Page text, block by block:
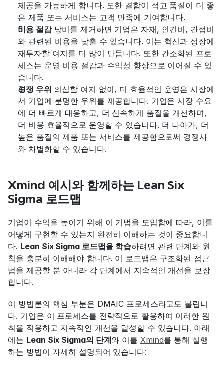
제공을 가능하게 합니다. 또한 결함이 적고 품질이 더 좋
은 제품 또는 서비스는 고객 만족에 기여합니다.
비용 절감 낭비를 제거하면 기업은 자재, 인건비, 간접비
와 관련된 비용을 낮출 수 있습니다. 이는 혁신과 성장에
재투자할 여지를 더 많이 만듭니다. 또한 간소화된 프로
세스는 운영 비용 절감과 수익성 향상으로 이어질 수 있
습니다.
경쟁 우위 의심할 여지 없이, 더 효율적인 운영은 시장에
서 기업에 분명한 우위를 제공합니다. 기업은 시장 수요
에 더 빠르게 대응하고, 더 신속하게 품질을 개선하며,
더 비용 효율적으로 운영할 수 있습니다. 더 나아가, 더
높은 품질의 제품 또는 서비스를 제공함으로써 경쟁사
와 차별화할 수 있습니다.
Xmind 예시와 함께하는 Lean Six
Sigma 로드맵
기업이 수익을 높이기 위해 이 기법을 도입함에 따라, 이를
어떻게 구현할 수 있는지 완전히 이해하는 것이 중요합니
다. Lean Six Sigma 로드맵을 학습하려면 관련 단계와 원
칙을 충분히 이해해야 합니다. 이 로드맵은 구조화된 접근
법을 제공할 뿐 아니라 각 단계에서 지속적인 개선을 보장
합니다.
이 방법론의 핵심 부분은 DMAIC 프로세스라고도 불립니
다. 기업은 이 프로세스를 전략적으로 활용하여 이러한 원
칙을 적용하고 지속적인 개선을 달성할 수 있습니다. 아래
에는 Lean Six Sigma의 단계와 이를 Xmind를 통해 실행
하는 방법이 자세히 설명되어 있습니다: